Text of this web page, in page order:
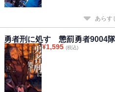
あらす
勇者刑に処す 懲罰勇者9004隊
¥1,595 (税込)